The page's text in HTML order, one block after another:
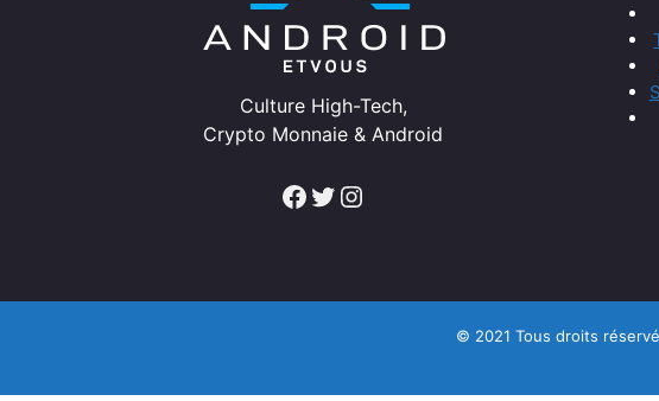
Culture High-Tech,
Crypto Monnaie & Android
Facebook Twitter Instagram
© 2021 Tous droits